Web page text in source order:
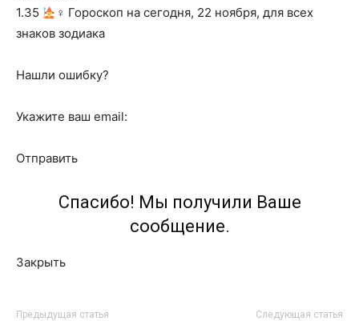
1.35
‍♀ Гороскоп на сегодня, 22 ноября, для всех
знаков зодиака
Нашли ошибку?
Укажите ваш email:
Отправить
Спасибо! Мы получили Ваше
сообщение.
Закрыть
Предыдущая статья Следующая статья